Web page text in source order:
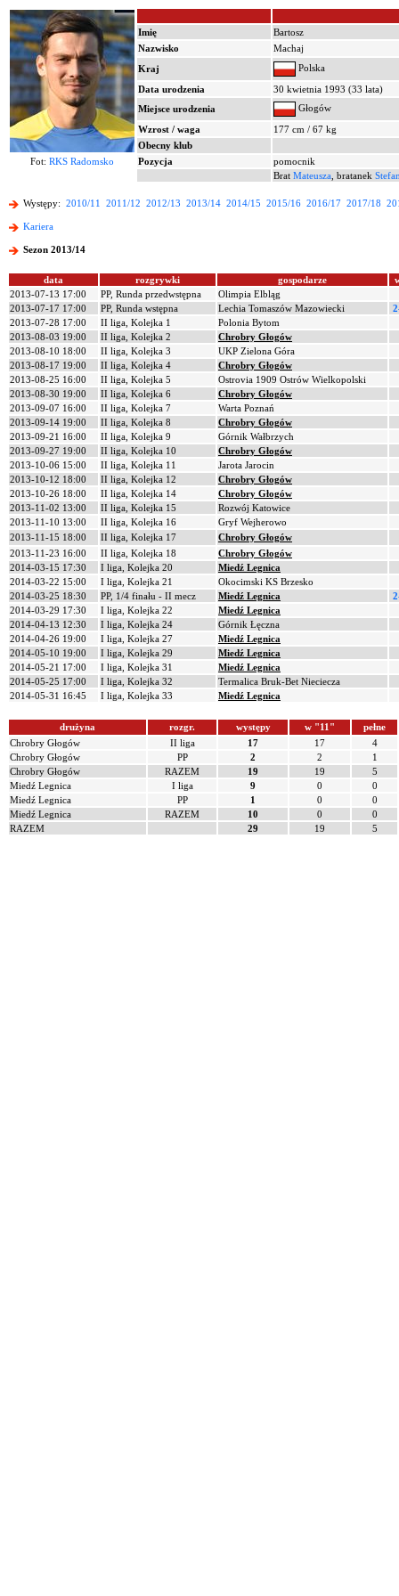
Imię
Bartosz
Nazwisko
Machaj
Kraj
Polska
Data urodzenia
30 kwietnia 1993 (33 lata)
Miejsce urodzenia
Głogów
Wzrost / waga
177 cm / 67 kg
Obecny klub
Fot: RKS Radomsko Pozycja
pomocnik
Brat Mateusza , bratanek
Występy: 2010/11 2011/12 2012/13 2013/14 2014/15 2015/16 2016/17 2017/18
Kariera
Sezon 2013/14
data rozgrywki gospodarze
2013-07-13 17:00
PP, Runda przedwstępna
Olimpia Elbląg
2013-07-17 17:00
PP, Runda wstępna Lechia Tomaszów Mazowiecki
2013-07-28 17:00
II liga, Kolejka 1
Polonia Bytom
2013-08-03 19:00
II liga, Kolejka 2
Chrobry Głogów
2013-08-10 18:00
II liga, Kolejka 3
UKP Zielona Góra
2013-08-17 19:00
II liga, Kolejka 4
Chrobry Głogów
2013-08-25 16:00
II liga, Kolejka 5
Ostrovia 1909 Ostrów Wielkopolski
2013-08-30 19:00
II liga, Kolejka 6
Chrobry Głogów
2013-09-07 16:00
II liga, Kolejka 7
Warta Poznań
2013-09-14 19:00
II liga, Kolejka 8
Chrobry Głogów
2013-09-21 16:00
II liga, Kolejka 9
Górnik Wałbrzych
2013-09-27 19:00
II liga, Kolejka 10
Chrobry Głogów
2013-10-06 15:00
II liga, Kolejka 11
Jarota Jarocin
2013-10-12 18:00
II liga, Kolejka 12
Chrobry Głogów
2013-10-26 18:00
II liga, Kolejka 14
Chrobry Głogów
2013-11-02 13:00
II liga, Kolejka 15
Rozwój Katowice
2013-11-10 13:00
II liga, Kolejka 16
Gryf Wejherowo
2013-11-15 18:00
II liga, Kolejka 17
Chrobry Głogów
2013-11-23 16:00
II liga, Kolejka 18
Chrobry Głogów
2014-03-15 17:30
I liga, Kolejka 20
Miedź Legnica
2014-03-22 15:00
I liga, Kolejka 21
Okocimski KS Brzesko
2014-03-25 18:30
PP, 1/4 finału - II mecz Miedź Legnica
2014-03-29 17:30
I liga, Kolejka 22
Miedź Legnica
2014-04-13 12:30
I liga, Kolejka 24
Górnik Łęczna
2014-04-26 19:00
I liga, Kolejka 27
Miedź Legnica
2014-05-10 19:00
I liga, Kolejka 29
Miedź Legnica
2014-05-21 17:00
I liga, Kolejka 31
Miedź Legnica
2014-05-25 17:00
I liga, Kolejka 32
Termalica Bruk-Bet Nieciecza
2014-05-31 16:45
I liga, Kolejka 33 Miedź Legnica
drużyna rozgr. występy w "11"
pełne
Chrobry Głogów
II liga 17 17
4
Chrobry Głogów
PP 2 2
1
Chrobry Głogów
RAZEM 19 19
5
Miedź Legnica
I liga 9 0
0
Miedź Legnica
PP 1 0
0
Miedź Legnica
RAZEM 10 0
0
RAZEM
29 19 5